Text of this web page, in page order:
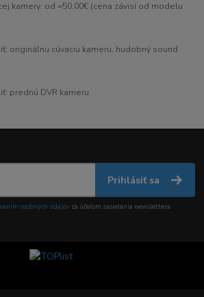
kamery: od =50,00€ (cena závisí od modelu
originálnu cúvaciu kameru, hudobný sound
prednú DVR kameru
Prihlásiť sa
osobných údajov za účelom zasielania newslettera.